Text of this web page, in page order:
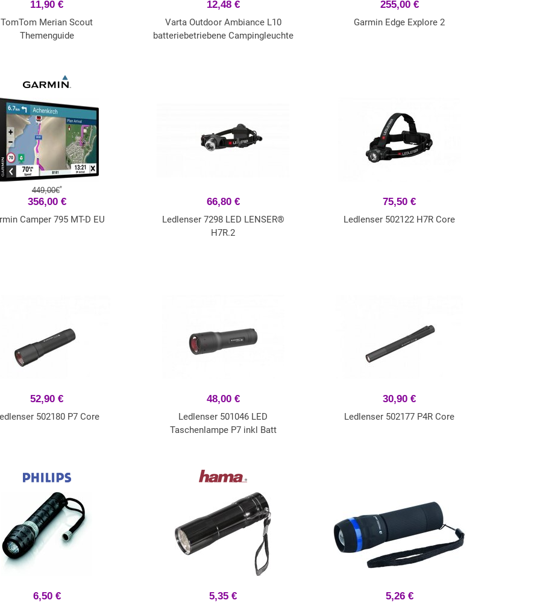
11,90 €
TomTom Merian Scout
Themenguide
12,48 €
Varta Outdoor Ambiance L10
batteriebetriebene Campingleuchte
255,00 €
Garmin Edge Explore 2
449,00€*
356,00 €
Camper 795 MT-D EU
66,80 €
Ledlenser 7298 LED LENSER®
H7R.2
75,50 €
Ledlenser 502122 H7R Core
52,90 €
502180 P7 Core
48,00 €
Ledlenser 501046 LED
Taschenlampe P7 inkl Batt
30,90 €
Ledlenser 502177 P4R Core
6,50 € 5,35 € 5,26 €